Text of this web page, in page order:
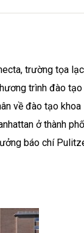
trường tọa
trình đào
về đào tạo khoa
ở thành
báo chí